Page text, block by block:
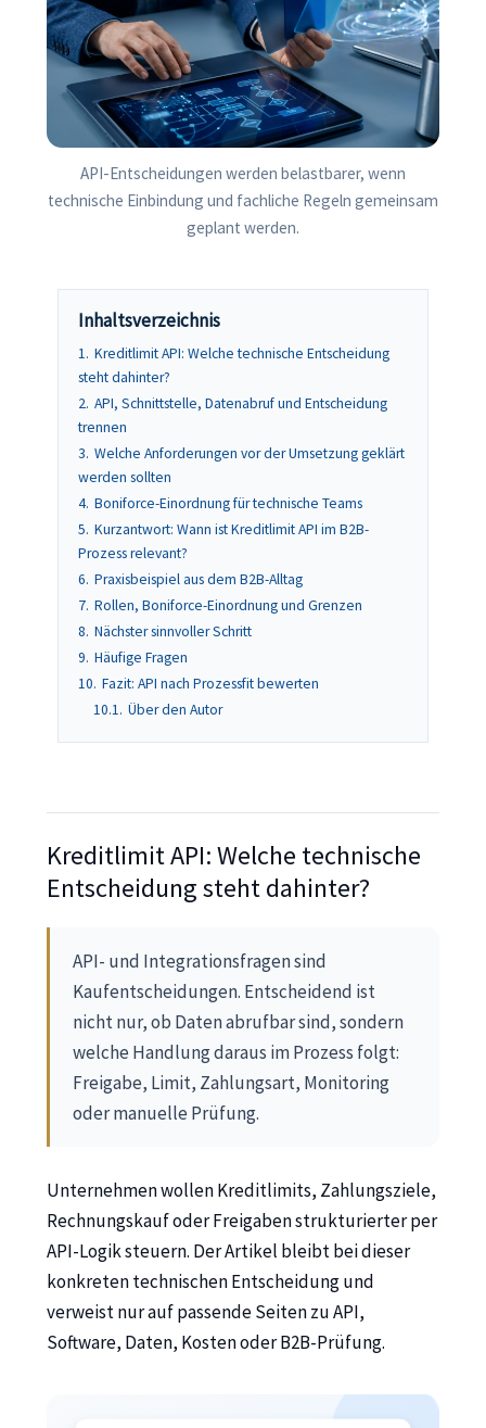
API-Entscheidungen werden belastbarer, wenn
technische Einbindung und fachliche Regeln gemeinsam
geplant werden.
Inhaltsverzeichnis
1. Kreditlimit API: Welche technische Entscheidung
steht dahinter?
2. API, Schnittstelle, Datenabruf und Entscheidung
trennen
3. Welche Anforderungen vor der Umsetzung geklärt
werden sollten
4. Boniforce-Einordnung für technische Teams
5. Kurzantwort: Wann ist Kreditlimit API im B2B-
Prozess relevant?
6. Praxisbeispiel aus dem B2B-Alltag
7. Rollen, Boniforce-Einordnung und Grenzen
8. Nächster sinnvoller Schritt
9. Häufige Fragen
10. Fazit: API nach Prozessfit bewerten
10.1. Über den Autor
Kreditlimit API: Welche technische
Entscheidung steht dahinter?
API- und Integrationsfragen sind
Kaufentscheidungen. Entscheidend ist
nicht nur, ob Daten abrufbar sind, sondern
welche Handlung daraus im Prozess folgt:
Freigabe, Limit, Zahlungsart, Monitoring
oder manuelle Prüfung.
Unternehmen wollen Kreditlimits, Zahlungsziele,
Rechnungskauf oder Freigaben strukturierter per
API-Logik steuern. Der Artikel bleibt bei dieser
konkreten technischen Entscheidung und
verweist nur auf passende Seiten zu API,
Software, Daten, Kosten oder B2B-Prüfung.